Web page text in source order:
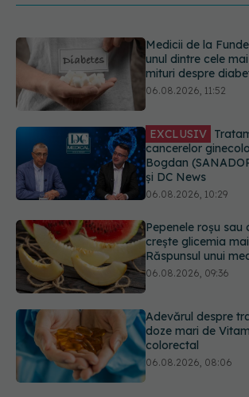
EXCLUSIV
cancerelor
Bogdan
și DC News
Pepenele roșu
crește glicemia
Răspunsul unui
06.08.2026, 09:36
Adevărul despre
doze mari de
colorectal
06.08.2026, 08:06
Gabriela Cristea,
respect și
fiecăruia spune o
05.08.2026, 21:23